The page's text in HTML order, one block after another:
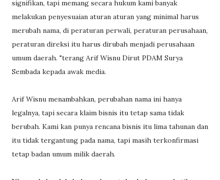
signifikan, tapi memang secara hukum kami banyak
melakukan penyesuaian aturan aturan yang minimal harus
merubah nama, di peraturan perwali, peraturan perusahaan,
peraturan direksi itu harus dirubah menjadi perusahaan
umum daerah. "terang Arif Wisnu Dirut PDAM Surya
Sembada kepada awak media.
Arif Wisnu menambahkan, perubahan nama ini hanya
legalnya, tapi secara klaim bisnis itu tetap sama tidak
berubah. Kami kan punya rencana bisnis itu lima tahunan dan
itu tidak tergantung pada nama, tapi masih terkonfirmasi
tetap badan umum milik daerah.